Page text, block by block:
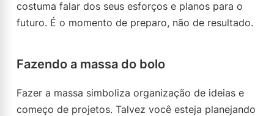
costuma falar dos seus esforços e planos para o
futuro. É o momento de preparo, não de resultado.
Fazendo a massa do bolo
Fazer a massa simboliza organização de ideias e
começo de projetos. Talvez você esteja planejando